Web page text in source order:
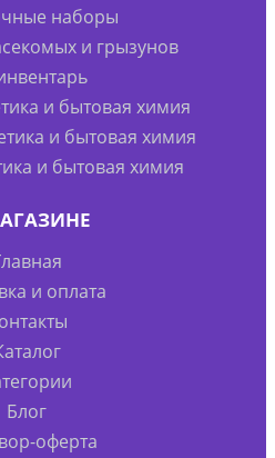
наборы
и грызунов
и бытовая химия
и бытовая химия
и бытовая химия
и оплата
Блог
оферта